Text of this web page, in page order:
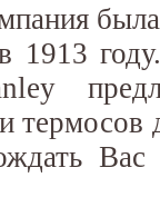
1913
термосов